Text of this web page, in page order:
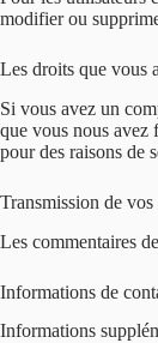
modifier ou
Les droits que vous
Si vous avez un
que vous nous avez
pour des raisons de
Transmission de
Les commentaires
Informations de
Informations